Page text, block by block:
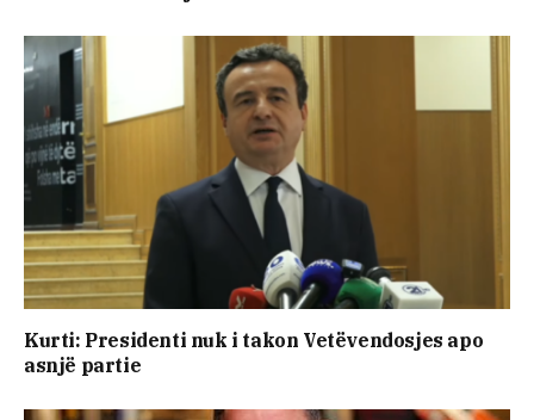
Kurti: Presidenti nuk i takon Vetëvendosjes apo
asnjë partie